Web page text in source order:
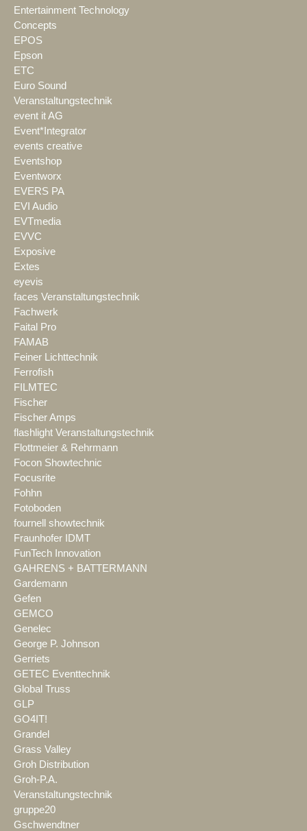
Entertainment Technology
Concepts
EPOS
Epson
ETC
Euro Sound
Veranstaltungstechnik
event it AG
Event*Integrator
events creative
Eventshop
Eventworx
EVERS PA
EVI Audio
EVTmedia
EVVC
Exposive
Extes
eyevis
faces Veranstaltungstechnik
Fachwerk
Faital Pro
FAMAB
Feiner Lichttechnik
Ferrofish
FILMTEC
Fischer
Fischer Amps
flashlight Veranstaltungstechnik
Flottmeier & Rehrmann
Focon Showtechnic
Focusrite
Fohhn
Fotoboden
fournell showtechnik
Fraunhofer IDMT
FunTech Innovation
GAHRENS + BATTERMANN
Gardemann
Gefen
GEMCO
Genelec
George P. Johnson
Gerriets
GETEC Eventtechnik
Global Truss
GLP
GO4IT!
Grandel
Grass Valley
Groh Distribution
Groh-P.A.
Veranstaltungstechnik
gruppe20
Gschwendtner